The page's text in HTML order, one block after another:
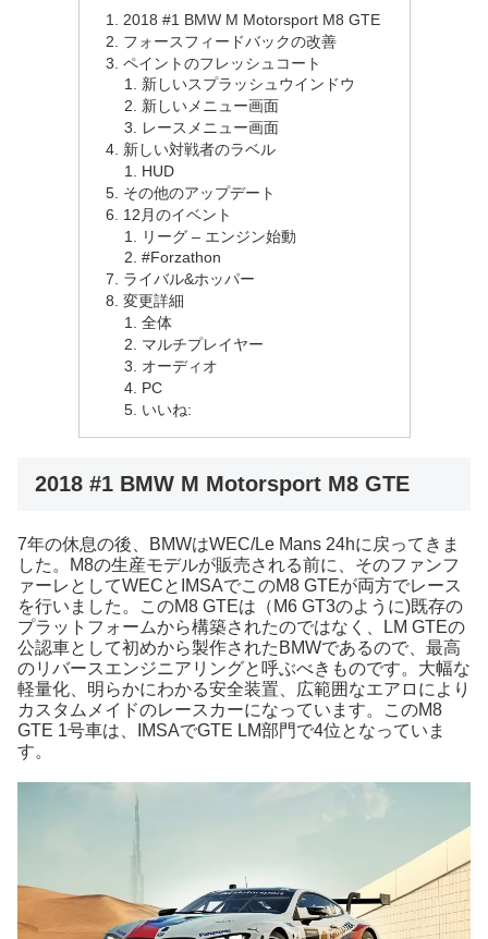
2018 #1 BMW M Motorsport M8 GTE
フォースフィードバックの改善
ペイントのフレッシュコート
新しいスプラッシュウインドウ
新しいメニュー画面
レースメニュー画面
新しい対戦者のラベル
HUD
その他のアップデート
12月のイベント
リーグ – エンジン始動
#Forzathon
ライバル&ホッパー
変更詳細
全体
マルチプレイヤー
オーディオ
PC
いいね:
2018 #1 BMW M Motorsport M8 GTE
7年の休息の後、BMWはWEC/Le Mans 24hに戻ってきま
した。M8の生産モデルが販売される前に、そのファンフ
ァーレとしてWECとIMSAでこのM8 GTEが両方でレース
を行いました。このM8 GTEは（M6 GT3のように)既存の
プラットフォームから構築されたのではなく、LM GTEの
公認車として初めから製作されたBMWであるので、最高
のリバースエンジニアリングと呼ぶべきものです。大幅な
軽量化、明らかにわかる安全装置、広範囲なエアロにより
カスタムメイドのレースカーになっています。このM8
GTE 1号車は、IMSAでGTE LM部門で4位となっていま
す。